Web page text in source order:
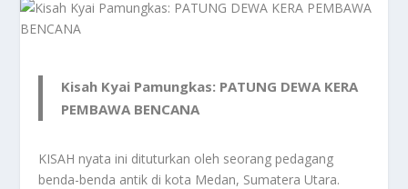
Kisah Kyai Pamungkas: PATUNG DEWA KERA
PEMBAWA BENCANA
KISAH nyata ini dituturkan oleh seorang pedagang
benda-benda antik di kota Medan, Sumatera Utara.